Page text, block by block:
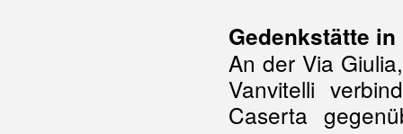
Gedenkstätte in
An der Via
Vanvitelli
Caserta